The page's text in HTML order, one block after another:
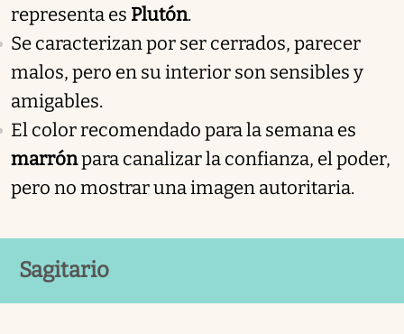
representa es Plutón.
Se caracterizan por ser cerrados, parecer
malos, pero en su interior son sensibles y
amigables.
El color recomendado para la semana es
marrónpara canalizar la confianza, el poder,
pero no mostrar una imagen autoritaria.
Sagitario